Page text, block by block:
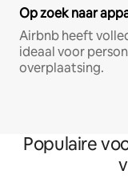
Op zoek naar
Airbnb heeft
ideaal voor
overplaatsing.
Populaire